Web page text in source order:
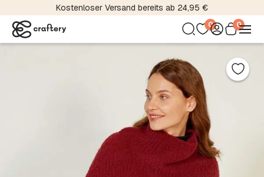
Kostenloser Versand bereits ab 24,95 €
0 0